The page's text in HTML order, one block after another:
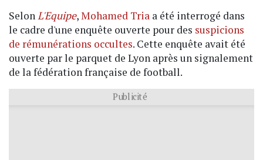
SelonL'Equipe,Mohamed Tria a été interrogé dans
le cadre d'une enquête ouverte pour des suspicions
de rémunérations occultes. Cette enquête avait été
ouverte par le parquet de Lyon après un signalement
de la fédération française de football.
Publicité